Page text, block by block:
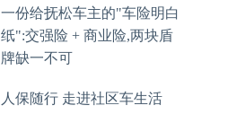
一份给抚松车主的"车险明白
纸":交强险 + 商业险,两块盾
牌缺一不可
人保随行 走进社区车生活